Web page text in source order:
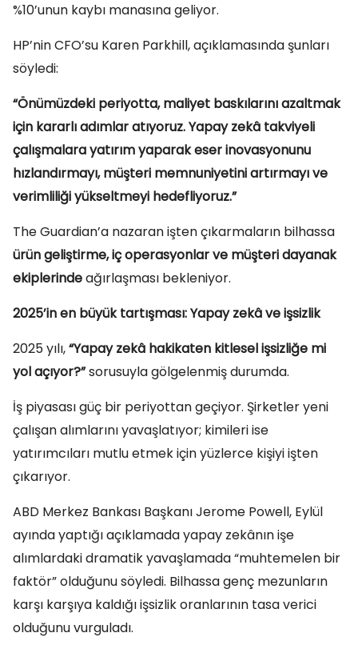
%10’unun kaybı manasına geliyor.
HP’nin CFO’su Karen Parkhill, açıklamasında şunları
söyledi:
“Önümüzdeki periyotta, maliyet baskılarını azaltmak
için kararlı adımlar atıyoruz. Yapay zekâ takviyeli
çalışmalara yatırım yaparak eser inovasyonunu
hızlandırmayı, müşteri memnuniyetini artırmayı ve
verimliliği yükseltmeyi hedefliyoruz.”
The Guardian’a nazaran işten çıkarmaların bilhassa
ürün geliştirme, iç operasyonlar ve müşteri dayanak
ekiplerindeağırlaşması bekleniyor.
2025’in en büyük tartışması: Yapay zekâ ve işsizlik
2025 yılı,“Yapay zekâ hakikaten kitlesel işsizliğe mi
yol açıyor?”sorusuyla gölgelenmiş durumda.
İş piyasası güç bir periyottan geçiyor. Şirketler yeni
çalışan alımlarını yavaşlatıyor; kimileri ise
yatırımcıları mutlu etmek için yüzlerce kişiyi işten
çıkarıyor.
ABD Merkez Bankası Başkanı Jerome Powell, Eylül
ayında yaptığı açıklamada yapay zekânın işe
alımlardaki dramatik yavaşlamada “muhtemelen bir
faktör” olduğunu söyledi. Bilhassa genç mezunların
karşı karşıya kaldığı işsizlik oranlarının tasa verici
olduğunu vurguladı.